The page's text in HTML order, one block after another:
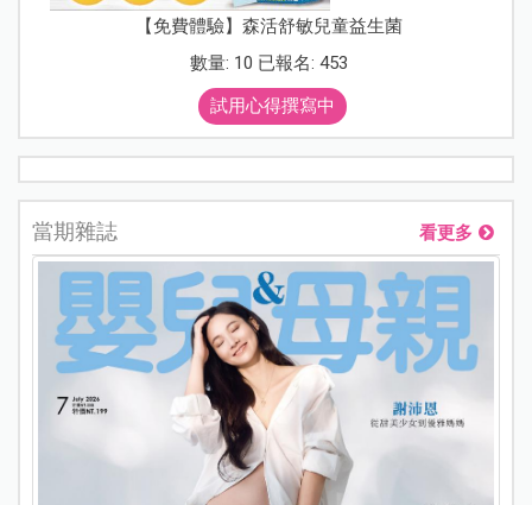
【免費體驗】森活舒敏兒童益生菌
數量: 10 已報名: 453
試用心得撰寫中
當期雜誌 看更多